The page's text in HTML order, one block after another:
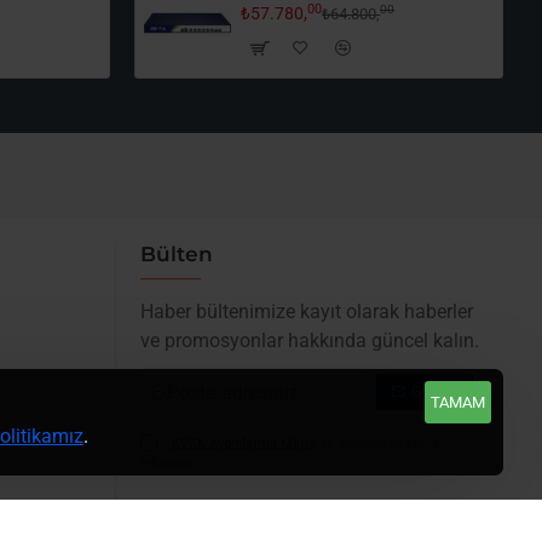
.
TAMAM
₺57.780,00₺64.800,00
Bülten
Haber bültenimize kayıt olarak haberler
ve promosyonlar hakkında güncel kalın.